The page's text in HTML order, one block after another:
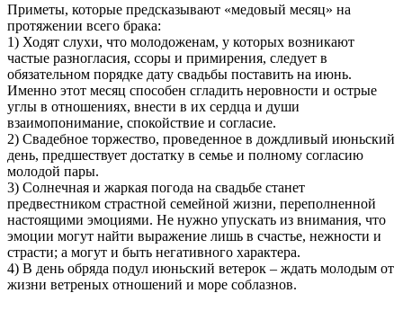
Приметы, которые предсказывают «медовый месяц» на
протяжении всего брака:
1) Ходят слухи, что молодоженам, у которых возникают
частые разногласия, ссоры и примирения, следует в
обязательном порядке дату свадьбы поставить на июнь.
Именно этот месяц способен сгладить неровности и острые
углы в отношениях, внести в их сердца и души
взаимопонимание, спокойствие и согласие.
2) Свадебное торжество, проведенное в дождливый июньский
день, предшествует достатку в семье и полному согласию
молодой пары.
3) Солнечная и жаркая погода на свадьбе станет
предвестником страстной семейной жизни, переполненной
настоящими эмоциями. Не нужно упускать из внимания, что
эмоции могут найти выражение лишь в счастье, нежности и
страсти; а могут и быть негативного характера.
4) В день обряда подул июньский ветерок – ждать молодым от
жизни ветреных отношений и море соблазнов.